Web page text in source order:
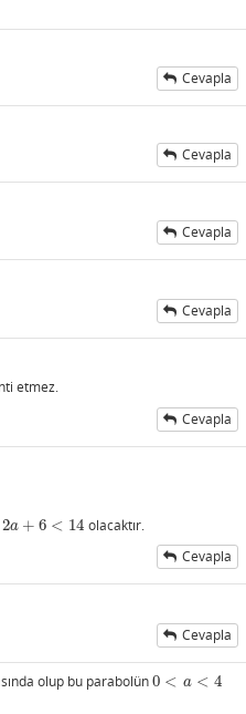
Cevapla
Cevapla
Cevapla
Cevapla
etmez.
Cevapla
2a + 6 < 14
6<14 olacaktır.
Cevapla
Cevapla
olup bu parabolün0 < a < 4
0 <a<4